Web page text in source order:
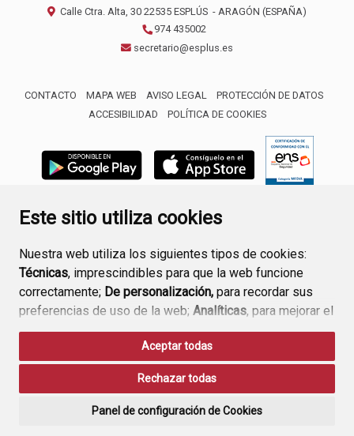
Este sitio utiliza cookies
Nuestra web utiliza los siguientes tipos de cookies:
Técnicas, imprescindibles para que la web funcione
correctamente; De personalización, para recordar sus
preferencias de uso de la web; Analíticas, para mejorar el
funcionamiento de la web y sus servicios.
Si acepta pulsando el botón“Aceptar todas”
consideramos que acepta su uso. Si pulsa el botón
ninguna acción, se guardarán las cookies técnicas
Aceptar todas
Rechazar todas
Panel de configuración de Cookies
Calle Ctra. Alta, 30 22535 ESPLÚS - ARAGÓN (ESPAÑA)
974 435002
secretario@esplus.es
CONTACTO MAPA WEB AVISO LEGAL
PROTECCIÓN DE DATOS
ACCESIBILIDAD
POLÍTICA DE COOKIES